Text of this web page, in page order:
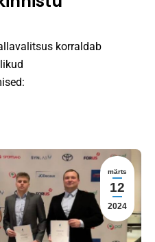
korraldab
märts
12
2024